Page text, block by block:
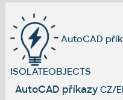
AutoCAD
ISOLATEOBJECTS
AutoCAD příkazy CZ/